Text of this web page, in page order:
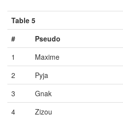
Table 5
#
Pseudo
1
Maxime
2
Pyja
3
Gnak
4
Zizou